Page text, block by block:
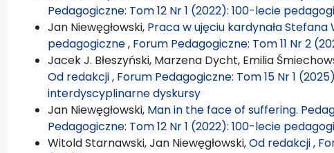
Pedagogiczne: Tom 12 Nr 1 (2022): 100-lecie
Jan Niewęgłowski, Praca w ujęciu kardynała
pedagogiczne, Forum Pedagogiczne: Tom 11 Nr 2
Jacek J. Błeszyński, Marzena Dycht, Emilia
Od redakcji, Forum Pedagogiczne: Tom 15 Nr 1
interdyscyplinarne dyskursy
Jan Niewęgłowski, Man in the face of suffering.
Pedagogiczne: Tom 12 Nr 1 (2022): 100-lecie
Witold Starnawski, Jan Niewęgłowski,Od redakcji,